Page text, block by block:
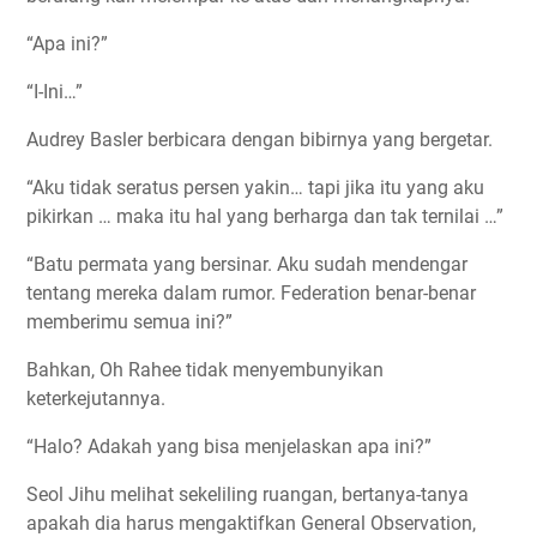
“Apa ini?”
“I-Ini…”
Audrey Basler berbicara dengan bibirnya yang bergetar.
“Aku tidak seratus persen yakin… tapi jika itu yang aku
pikirkan … maka itu hal yang berharga dan tak ternilai …”
“Batu permata yang bersinar. Aku sudah mendengar
tentang mereka dalam rumor. Federation benar-benar
memberimu semua ini?”
Bahkan, Oh Rahee tidak menyembunyikan
keterkejutannya.
“Halo? Adakah yang bisa menjelaskan apa ini?”
Seol Jihu melihat sekeliling ruangan, bertanya-tanya
apakah dia harus mengaktifkan General Observation,